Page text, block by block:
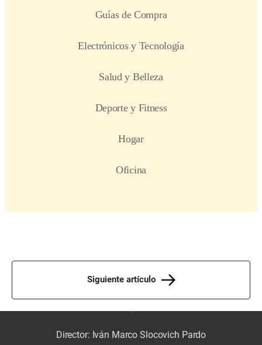
Siguiente artículo
Director: Iván Marco Slocovich Pardo